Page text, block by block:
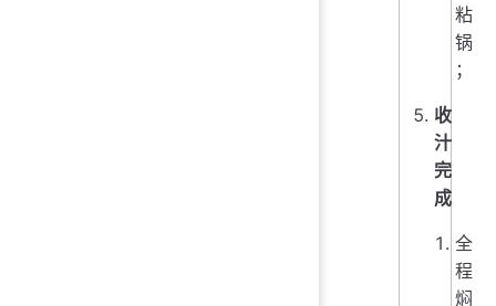
粘
锅
；
收
汁
完
成
全
程
焖